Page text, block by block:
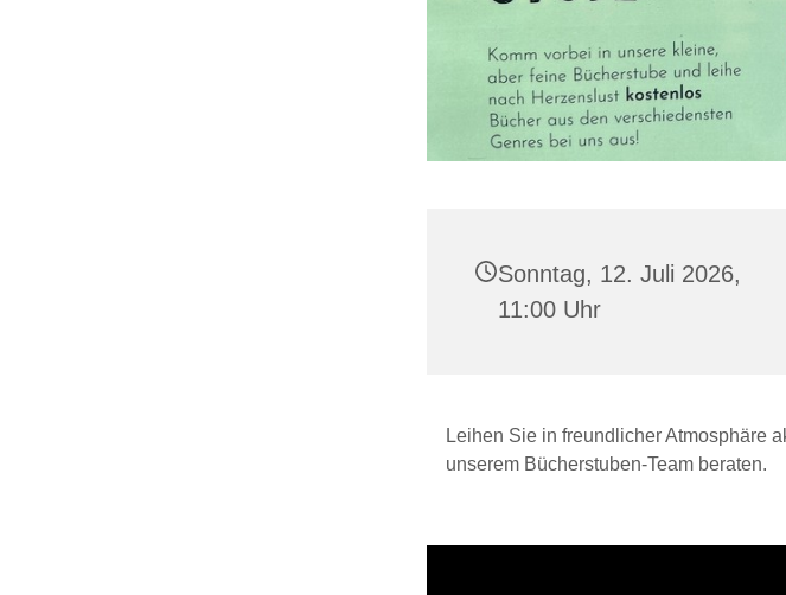
Sonntag, 12. Juli 2026,
11:00 Uhr
Leihen Sie in freundlicher Atmosphäre
unserem Bücherstuben-Team beraten.